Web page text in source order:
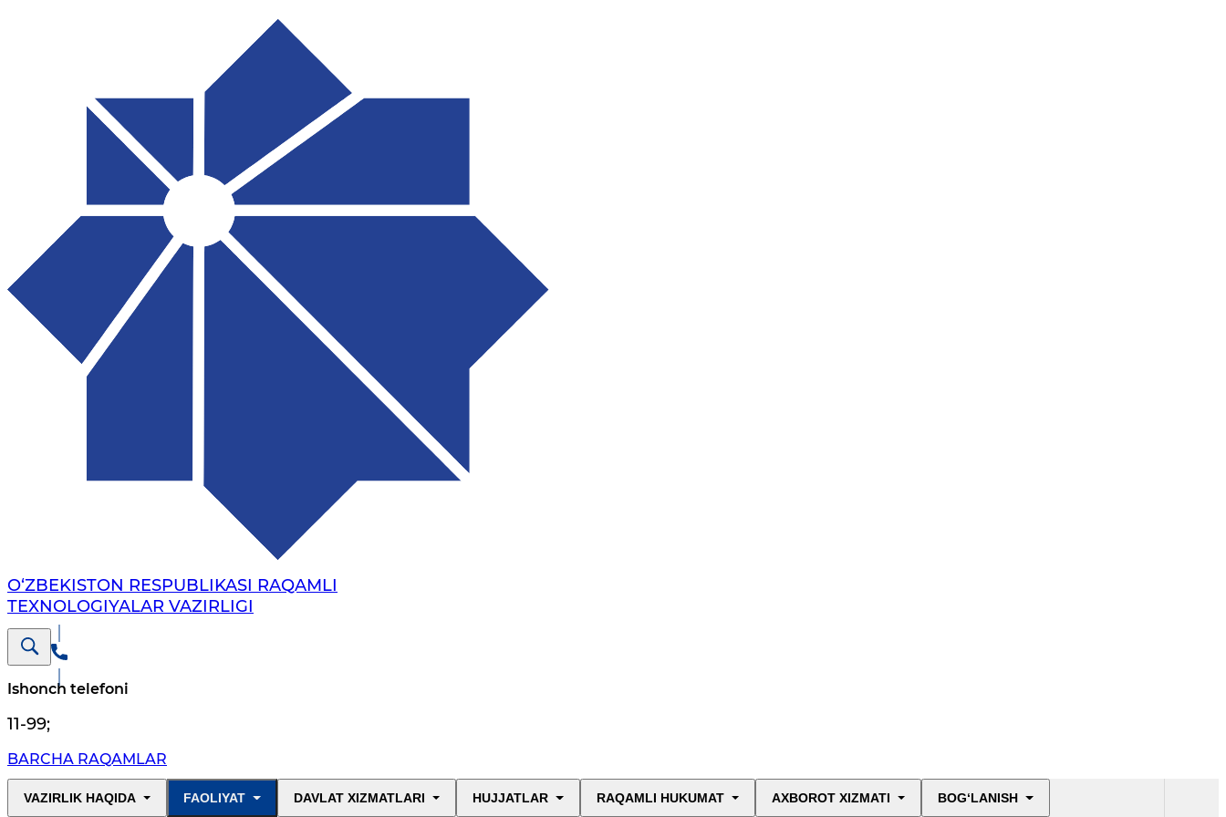
O‘ZBEKISTON RESPUBLIKASI RAQAMLI
TEXNOLOGIYALAR VAZIRLIGI
Ishonch telefoni
11-99;
BARCHA RAQAMLAR
VAZIRLIK HAQIDA FAOLIYAT DAVLAT XIZMATLARI HUJJATLAR RAQAMLI HUKUMAT AXBOROT XIZMATI BOG‘LANISH